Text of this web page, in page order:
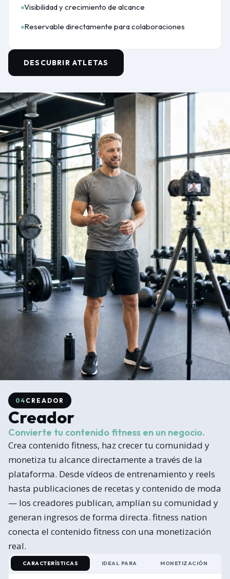
Visibilidad y crecimiento de alcance
Reservable directamente para colaboraciones
DESCUBRIR ATLETAS
04 CREADOR
Creador
Convierte tu contenido fitness en un negocio.
Crea contenido fitness, haz crecer tu comunidad y
monetiza tu alcance directamente a través de la
plataforma. Desde vídeos de entrenamiento y reels
hasta publicaciones de recetas y contenido de moda
— los creadores publican, amplían su comunidad y
generan ingresos de forma directa. fitness nation
conecta el contenido fitness con una monetización
real.
CARACTERÍSTICAS IDEAL PARA MONETIZACIÓN